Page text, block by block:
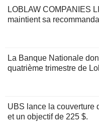
LOBLAW COMPANIES
maintient sa
La Banque Nationale
quatrième trimestre de
UBS lance la couverture
et un objectif de 225 $.